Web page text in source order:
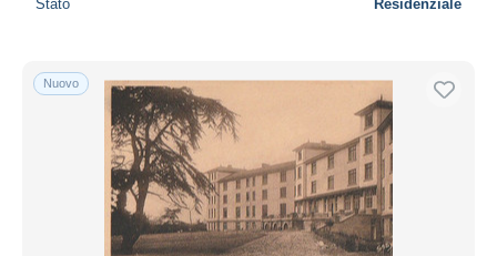
Stato Residenziale
Nuovo